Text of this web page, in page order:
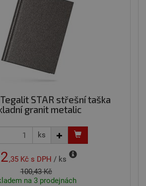
STAR střešní taška
granit metalic
ks
,35 Kč s DPH / ks
100,43 Kč
na 3 prodejnách